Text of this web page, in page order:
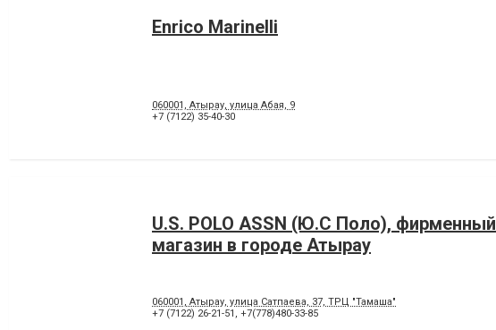
Enrico Marinelli
060001, Атырау, улица Абая, 9
+7 (7122) 35-40-30
U.S. POLO ASSN (Ю.С Поло), фирменный
магазин в городе Атырау
060001, Атырау, улица Сатпаева, 37, ТРЦ "Тамаша"
+7 (7122) 26-21-51 , +7(778)480-33-85